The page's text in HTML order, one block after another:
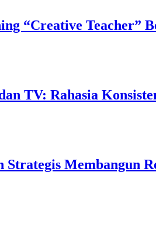
“Creative Teacher”
TV: Rahasia
Membangun